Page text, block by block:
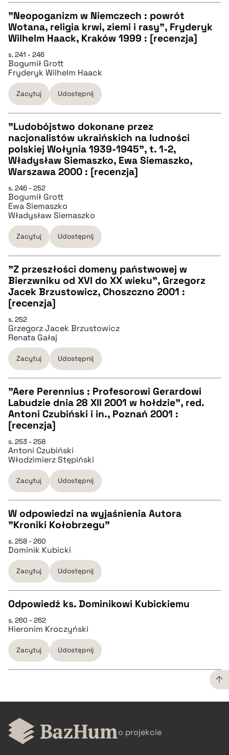
BIBTEX
pobierz cytat
CZYSTY TEKST
pobierz cytat
BIBTEX
pobierz cytat
"Neopoganizm w Niemczech : powrót
Wotana, religia krwi, ziemi i rasy", Fryderyk
Wilhelm Haack, Kraków 1999 : [recenzja]
s. 241 - 246
Bogumił Grott
Fryderyk Wilhelm Haack
Zacytuj Udostępnij
CZYSTY TEKST
pobierz cytat
BIBTEX
pobierz cytat
"Ludobójstwo dokonane przez
nacjonalistów ukraińskich na ludności
polskiej Wołynia 1939-1945", t. 1-2,
Władysław Siemaszko, Ewa Siemaszko,
Warszawa 2000 : [recenzja]
s. 246 - 252
Bogumił Grott
Ewa Siemaszko
Władysław Siemaszko
Zacytuj Udostępnij
CZYSTY TEKST
pobierz cytat
BIBTEX
pobierz cytat
"Z przeszłości domeny państwowej w
Bierzwniku od XVI do XX wieku", Grzegorz
Jacek Brzustowicz, Choszczno 2001 :
[recenzja]
s. 252
Grzegorz Jacek Brzustowicz
Renata Gałaj
Zacytuj Udostępnij
CZYSTY TEKST
pobierz cytat
BIBTEX
pobierz cytat
"Aere Perennius : Profesorowi Gerardowi
Labudzie dnia 28 XII 2001 w hołdzie", red.
Antoni Czubiński i in., Poznań 2001 :
[recenzja]
s. 253 - 258
Antoni Czubiński
Włodzimierz Stępiński
Zacytuj Udostępnij
pobierz cytat
BIBTEX
pobierz cytat
W odpowiedzi na wyjaśnienia Autora
"Kroniki Kołobrzegu"
s. 258 - 260
Dominik Kubicki
Zacytuj Udostępnij
CZYSTY TEKST
pobierz cytat
Odpowiedź ks. Dominikowi Kubickiemu
s. 260 - 262
Hieronim Kroczyński
Zacytuj Udostępnij
CZYSTY TEKST
pobierz cytat o projekcie